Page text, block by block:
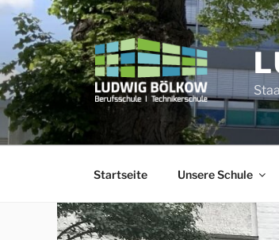
Zum
Inhalt
springen
Startseite Unsere Schule